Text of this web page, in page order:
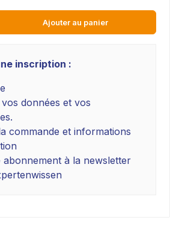
Ajouter au panier
inscription :
données et vos
commande et informations
à la newsletter